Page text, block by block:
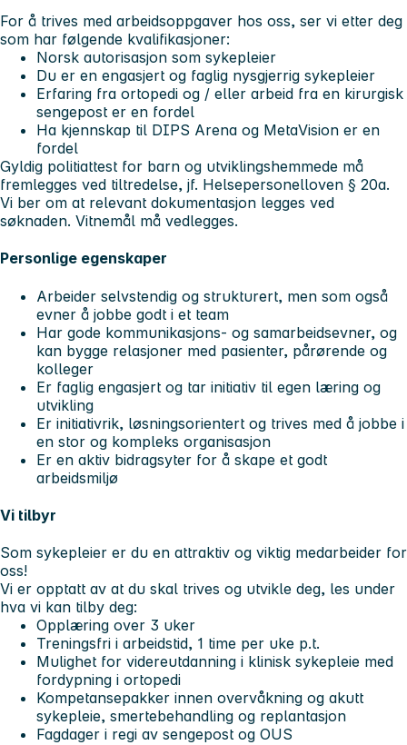
For å trives med arbeidsoppgaver hos oss, ser vi etter deg
som har følgende kvalifikasjoner:
Norsk autorisasjon som sykepleier
Du er en engasjert og faglig nysgjerrig sykepleier
Erfaring fra ortopedi og / eller arbeid fra en kirurgisk
sengepost er en fordel
Ha kjennskap til DIPS Arena og MetaVision er en
fordel
Gyldig politiattest for barn og utviklingshemmede må
fremlegges ved tiltredelse, jf. Helsepersonelloven § 20a.
Vi ber om at relevant dokumentasjon legges ved
søknaden. Vitnemål må vedlegges.
Personlige egenskaper
Arbeider selvstendig og strukturert, men som også
evner å jobbe godt i et team
Har gode kommunikasjons- og samarbeidsevner, og
kan bygge relasjoner med pasienter, pårørende og
kolleger
Er faglig engasjert og tar initiativ til egen læring og
utvikling
Er initiativrik, løsningsorientert og trives med å jobbe i
en stor og kompleks organisasjon
Er en aktiv bidragsyter for å skape et godt
arbeidsmiljø
Vi tilbyr
Som sykepleier er du en attraktiv og viktig medarbeider for
oss!
Vi er opptatt av at du skal trives og utvikle deg, les under
hva vi kan tilby deg:
Opplæring over 3 uker
Treningsfri i arbeidstid, 1 time per uke p.t.
Mulighet for videreutdanning i klinisk sykepleie med
fordypning i ortopedi
Kompetansepakker innen overvåkning og akutt
sykepleie, smertebehandling og replantasjon
Fagdager i regi av sengepost og OUS